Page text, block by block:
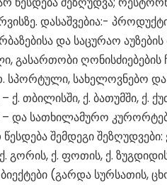
დასაშვებია:-
და საცურაო
გასართობი
სახელოვნებო და
ქ. თბილისში, ქ. ბათუმში, ქ.
და სათხილამურო
შემდეგი
გორის, ქ. ფოთის, ქ.
(გარდა სურსათის,